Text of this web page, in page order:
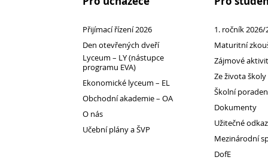
studenty
Přijímací řízení 2026
Den otevřených dveří
Lyceum – LY (nástupce
programu EVA)
Ekonomické lyceum – EL
Obchodní akademie – OA
O nás
Učební plány a ŠVP
1. ročník 2026/
Maturitní
Zájmové
Ze života školy
Školní
Dokumenty
Užitečné
Mezinárodní
DofE